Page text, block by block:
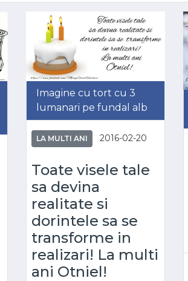
Imagine cu tort cu 3
lumanari pe fundal alb
LA MULTI ANI 2016-02-20
Toate visele tale
sa devina
realitate si
dorintele sa se
transforme in
realizari! La multi
ani Otniel!